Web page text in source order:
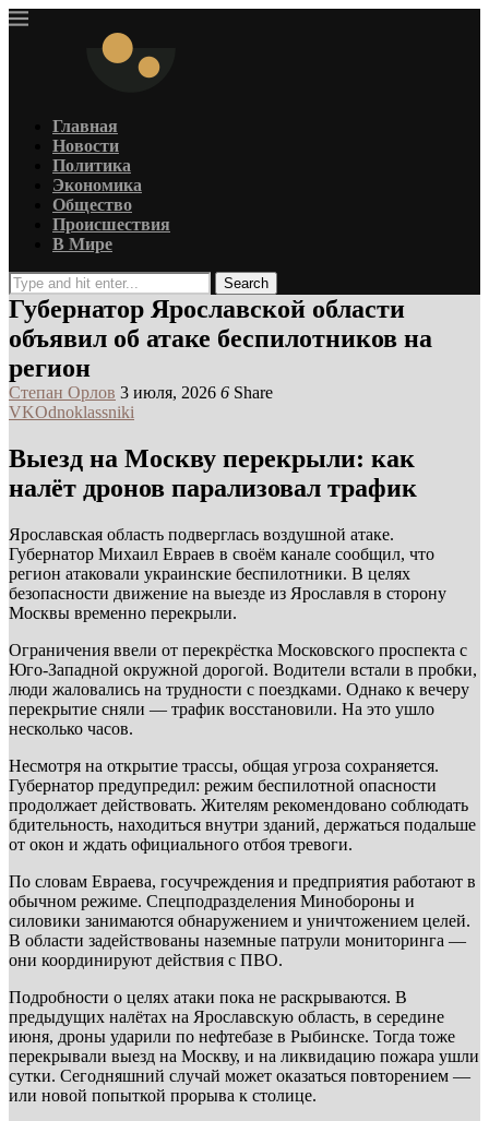
Главная
Новости
Политика
Экономика
Общество
Происшествия
В Мире
Search
Губернатор Ярославской области
объявил об атаке беспилотников на
регион
Степан Орлов 3 июля, 2026 6 Share
VKOdnoklassniki
Выезд на Москву перекрыли: как
налёт дронов парализовал трафик
Ярославская область подверглась воздушной атаке.
Губернатор Михаил Евраев в своём канале сообщил, что
регион атаковали украинские беспилотники. В целях
безопасности движение на выезде из Ярославля в сторону
Москвы временно перекрыли.
Ограничения ввели от перекрёстка Московского проспекта с
Юго-Западной окружной дорогой. Водители встали в пробки,
люди жаловались на трудности с поездками. Однако к вечеру
перекрытие сняли — трафик восстановили. На это ушло
несколько часов.
Несмотря на открытие трассы, общая угроза сохраняется.
Губернатор предупредил: режим беспилотной опасности
продолжает действовать. Жителям рекомендовано соблюдать
бдительность, находиться внутри зданий, держаться подальше
от окон и ждать официального отбоя тревоги.
По словам Евраева, госучреждения и предприятия работают в
обычном режиме. Спецподразделения Минобороны и
силовики занимаются обнаружением и уничтожением целей.
В области задействованы наземные патрули мониторинга —
они координируют действия с ПВО.
Подробности о целях атаки пока не раскрываются. В
предыдущих налётах на Ярославскую область, в середине
июня, дроны ударили по нефтебазе в Рыбинске. Тогда тоже
перекрывали выезд на Москву, и на ликвидацию пожара ушли
сутки. Сегодняшний случай может оказаться повторением —
или новой попыткой прорыва к столице.